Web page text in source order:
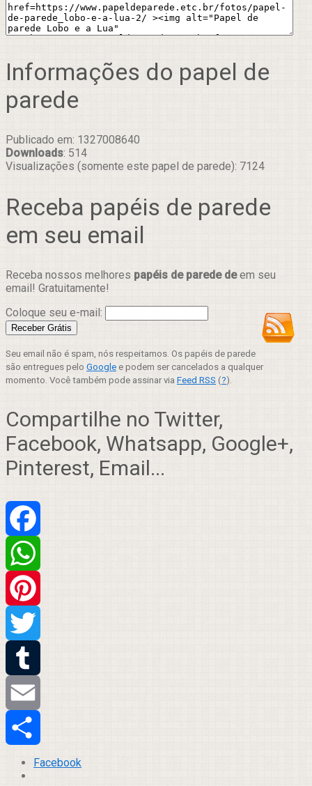
Informações do papel de
parede
Publicado em: 1327008640
Downloads: 514
Visualizações (somente este papel de parede): 7124
Receba papéis de parede
em seu email
Receba nossos melhores papéis de parede deem seu
email! Gratuitamente!
Coloque seu e-mail:
Seu email não é spam, nós respeitamos. Os papéis de parede
são entregues pelo Google e podem ser cancelados a qualquer
momento. Você também pode assinar via Feed RSS (?).
Compartilhe no Twitter,
Facebook, Whatsapp, Google+,
Pinterest, Email...
Facebook
WhatsApp
Pinterest
Twitter
Tumblr
Email
Compartilhar
Facebook